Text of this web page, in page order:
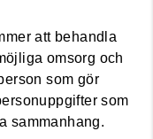
att behandla
omsorg och
som gör
som
sammanhang.